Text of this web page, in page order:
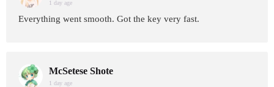
1 day age
Everything went smooth. Got the key very fast.
McSetese Shote
1 day age